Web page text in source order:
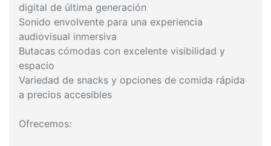
digital de última generación
Sonido envolvente para una experiencia
audiovisual inmersiva
Butacas cómodas con excelente visibilidad y
espacio
Variedad de snacks y opciones de comida rápida
a precios accesibles
Ofrecemos: